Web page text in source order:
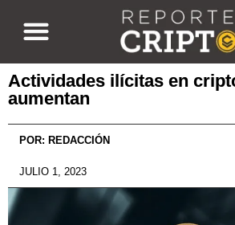
Actividades ilícitas en
aumentan
POR: REDACCIÓN
JULIO 1, 2023